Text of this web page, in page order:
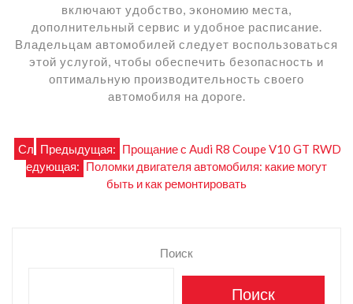
включают удобство, экономию места,
дополнительный сервис и удобное расписание.
Владельцам автомобилей следует воспользоваться
этой услугой, чтобы обеспечить безопасность и
оптимальную производительность своего
автомобиля на дороге.
Навигация
по
Предыдущая: Прощание с Audi R8 Coupe V10 GT RWD
Сл
едующая: Поломки двигателя автомобиля: какие могут
быть и как ремонтировать
Поиск
Поиск